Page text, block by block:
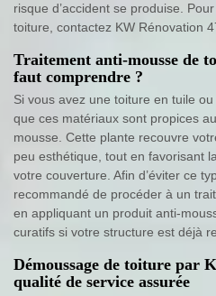
risque d’accident se produise.
toiture, contactez KW Rénovation
Traitement anti-mousse de
faut comprendre ?
Si vous avez une toiture en tuile
que ces matériaux sont propices
mousse. Cette plante recouvre
peu esthétique, tout en favorisant
votre couverture. Afin d’éviter ce
recommandé de procéder à un
en appliquant un produit anti-
curatifs si votre structure est déjà
Démoussage de toiture par
qualité de service assurée